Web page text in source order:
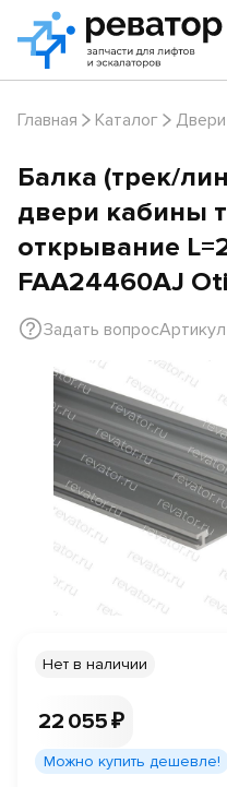
Главная Каталог
Балка (трек/
двери кабины
открывание
FAA24460AJ
Задать вопрос
Нет в наличии
22 055 ₽
Можно купить дешевле!